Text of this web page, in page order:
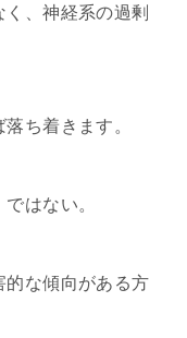
、神経系の過剰
ち着きます。
はない。
的な傾向がある方